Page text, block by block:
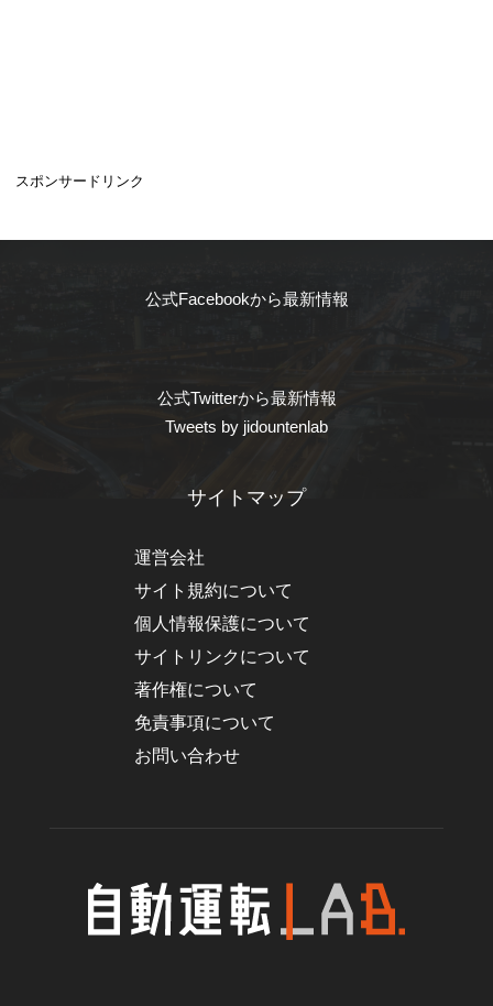
スポンサードリンク
公式Facebookから最新情報
公式Twitterから最新情報
Tweets by jidountenlab
サイトマップ
運営会社
サイト規約について
個人情報保護について
サイトリンクについて
著作権について
免責事項について
お問い合わせ